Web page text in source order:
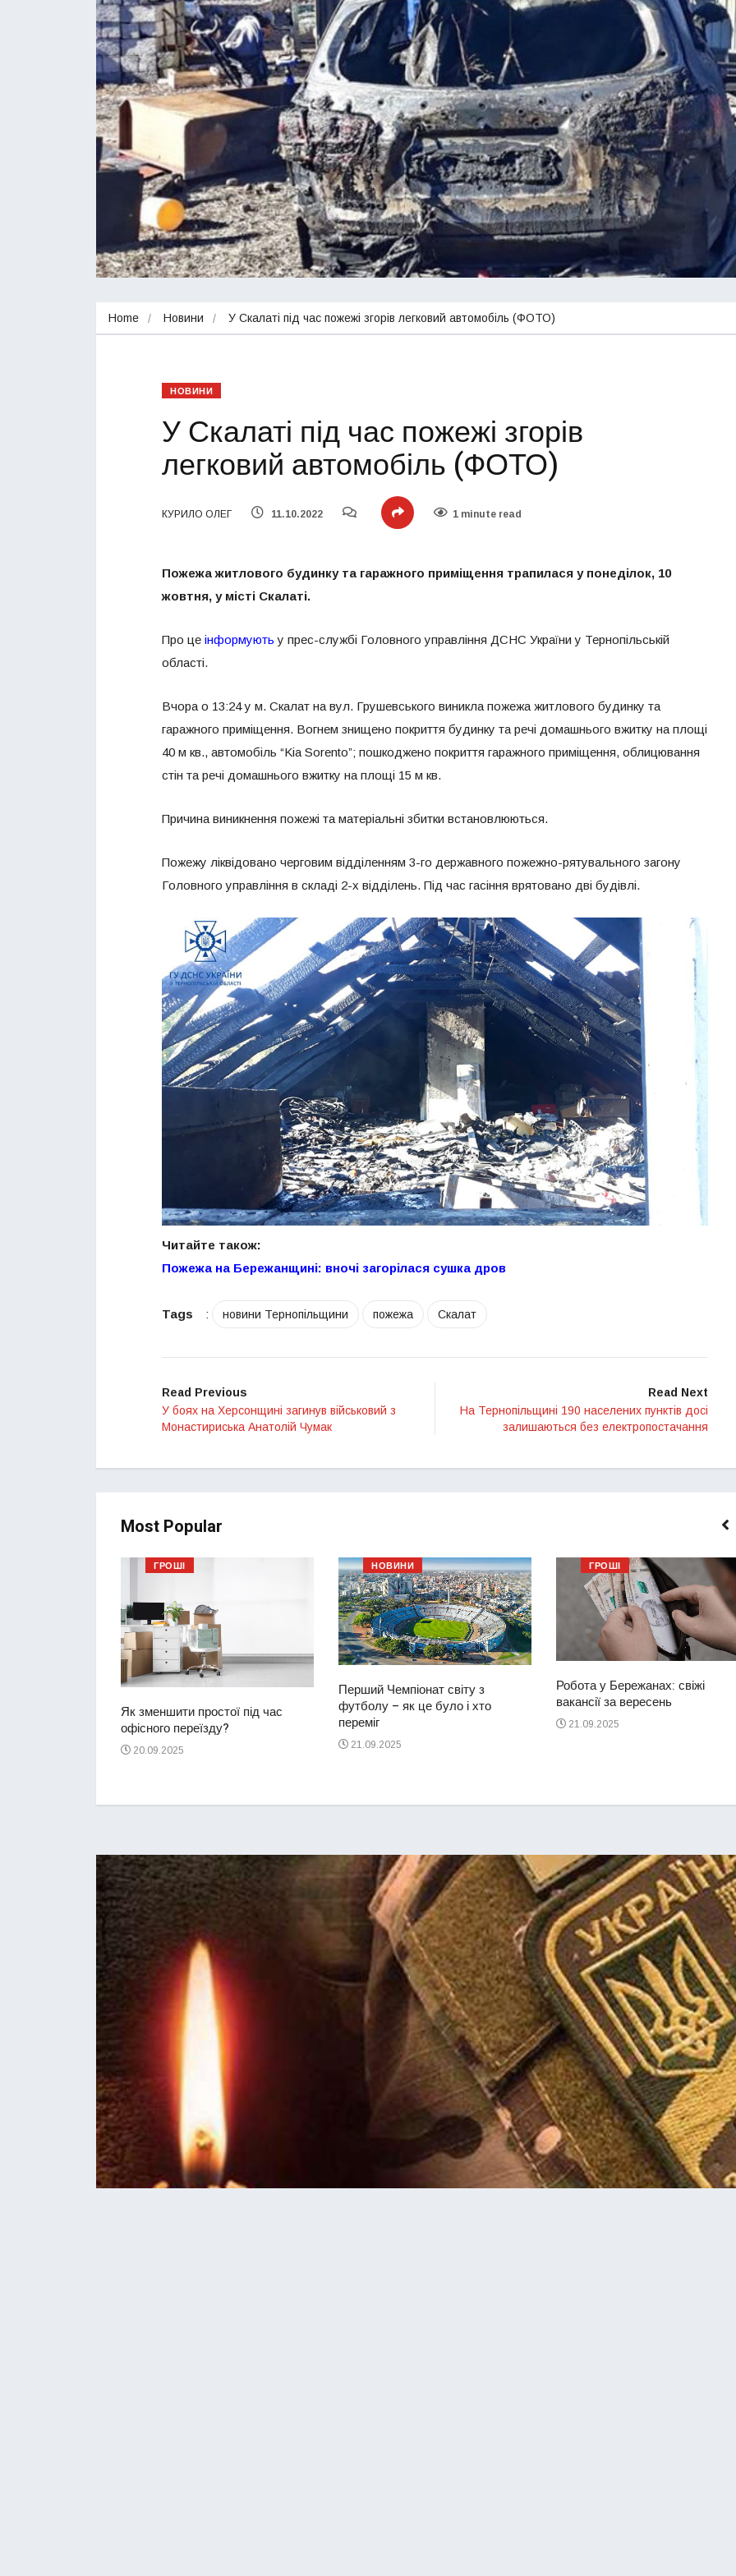
Home Новини У Скалаті під час пожежі згорів легковий автомобіль (ФОТО)
НОВИНИ
У Скалаті під час пожежі згорів
легковий автомобіль (ФОТО)
КУРИЛО ОЛЕГ 11.10.2022 1 minute read
Пожежа житлового будинку та гаражного приміщення трапилася у понеділок, 10
жовтня, у місті Скалаті.
Про це інформують у прес-службі Головного управління ДСНС України у Тернопільській
області.
Вчора о 13:24 у м. Скалат на вул. Грушевського виникла пожежа житлового будинку та
гаражного приміщення. Вогнем знищено покриття будинку та речі домашнього вжитку на площі
40 м кв., автомобіль “Kia Sorento”; пошкоджено покриття гаражного приміщення, облицювання
стін та речі домашнього вжитку на площі 15 м кв.
Причина виникнення пожежі та матеріальні збитки встановлюються.
Пожежу ліквідовано черговим відділенням 3-го державного пожежно-рятувального загону
Головного управління в складі 2-х відділень. Під час гасіння врятовано дві будівлі.
Читайте також:
Пожежа на Бережанщині: вночі загорілася сушка дров
Tags : новини Тернопільщини пожежа Скалат
Read Previous
У боях на Херсонщині загинув військовий з
Монастириська Анатолій Чумак
Read Next
На Тернопільщині 190 населених пунктів досі
залишаються без електропостачання
Most Popular
ГРОШІ
Як зменшити простої під час
офісного переїзду?
20.09.2025
НОВИНИ
Перший Чемпіонат світу з
футболу – як це було і хто
переміг
21.09.2025
ГРОШІ
Робота у Бережанах: свіжі
вакансії за вересень
21.09.2025